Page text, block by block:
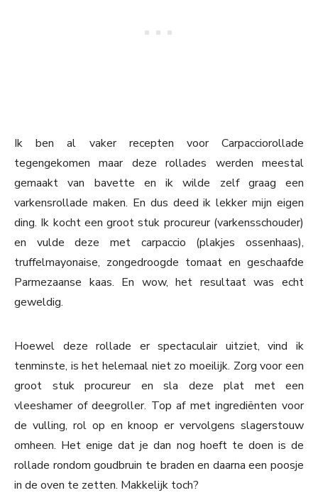
Ik ben al vaker recepten voor Carpacciorollade
tegengekomen maar deze rollades werden meestal
gemaakt van bavette en ik wilde zelf graag een
varkensrollade maken. En dus deed ik lekker mijn eigen
ding. Ik kocht een groot stuk procureur (varkensschouder)
en vulde deze met carpaccio (plakjes ossenhaas),
truffelmayonaise, zongedroogde tomaat en geschaafde
Parmezaanse kaas. En wow, het resultaat was echt
geweldig.
Hoewel deze rollade er spectaculair uitziet, vind ik
tenminste, is het helemaal niet zo moeilijk. Zorg voor een
groot stuk procureur en sla deze plat met een
vleeshamer of deegroller. Top af met ingrediënten voor
de vulling, rol op en knoop er vervolgens slagerstouw
omheen. Het enige dat je dan nog hoeft te doen is de
rollade rondom goudbruin te braden en daarna een poosje
in de oven te zetten. Makkelijk toch?